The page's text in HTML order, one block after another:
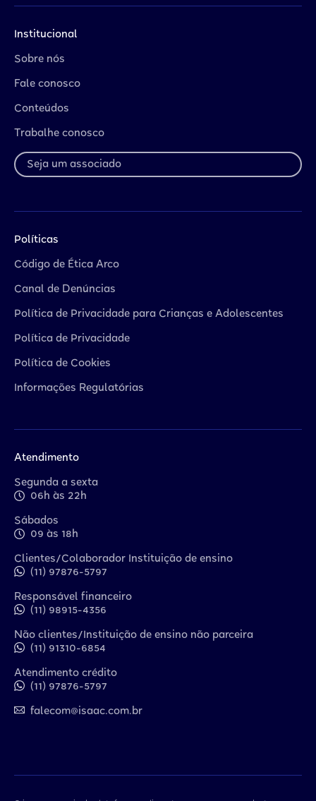
Institucional
Sobre nós
Fale conosco
Conteúdos
Trabalhe conosco
Seja um associado
Políticas
Código de Ética Arco
Canal de Denúncias
Política de Privacidade para Crianças e Adolescentes
Política de Privacidade
Política de Cookies
Informações Regulatórias
Atendimento
Segunda a sexta
06h às 22h
Sábados
09 às 18h
Clientes/Colaborador Instituição de ensino
(11) 97876-5797
Responsável financeiro
(11) 98915-4356
Não clientes/Instituição de ensino não parceira
(11) 91310-6854
Atendimento crédito
(11) 97876-5797
falecom@isaac.com.br